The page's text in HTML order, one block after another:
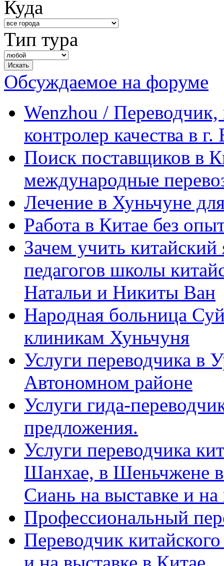
Куда
Тип тура
Обсуждаемое на форуме
Wenzhou / Переводчик,
контролер качества в
Поиск поставщиков в
международные
Лечение в Хуньчуне
Работа в Китае без
Зачем учить
педагогов школы
Натальи и Никиты Ван
Народная больница
клиникам Хуньчуня
Услуги переводчика в
Автономном районе
Услуги гида-
предложения.
Услуги переводчика
Шанхае, в Шеньчжене
Сиань на выставке и
Профессиональный
Переводчик